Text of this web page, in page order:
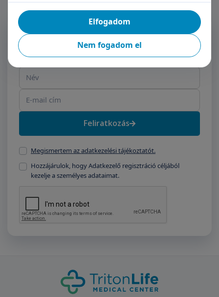
Feliratkozás a Triton
Hírlevélre
Név
E-mail cím
Feliratkozás
Megismertem az adatkezelési tájékoztatót.
Hozzájárulok, hogy Adatkezelő regisztráció céljából
kezelje a személyes adataimat.
Nem fogadom el
Elfogadom